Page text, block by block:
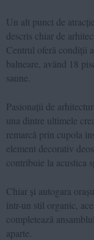
Un alt punct de
descris chiar de
Centrul oferă condiții
balneare, având 18
saune.
Pasionații de
una dintre ultimele
remarcă prin cupola
element decorativ
contribuie la acustica
Chiar și autogara
într-un stil organic,
completează
aparte.